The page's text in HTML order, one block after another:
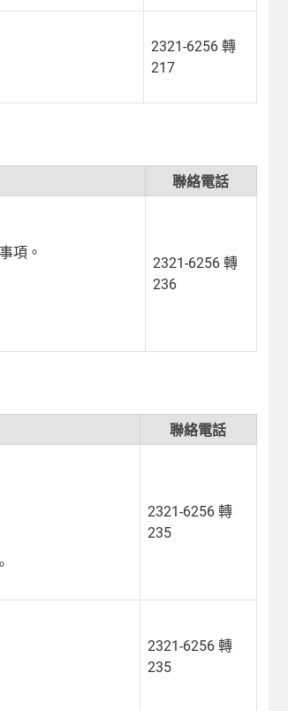
2321-6256 轉
217
聯絡電話
項。
2321-6256 轉
236
聯絡電話
2321-6256 轉
235
2321-6256 轉
235